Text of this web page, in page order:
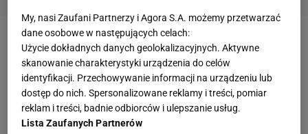
Ślak chciał, aby sto procent dochodów ze sprzedaży
biletów zasilało kasę klubu. Ponadto oczekiwał, że
Śląsk otrzyma całkowitą sumępieniędzyod
sponsora tytularnego stadionu, którym ma być firma
płacąca przez trzy lata 15 milionów złotych.
My, nasi Zaufani Partnerzy i Agora S.A. możemy przetwarzać
dane osobowe w następujących celach:
Użycie dokładnych danych geolokalizacyjnych. Aktywne
skanowanie charakterystyki urządzenia do celów
identyfikacji. Przechowywanie informacji na urządzeniu lub
dostęp do nich. Spersonalizowane reklamy i treści, pomiar
reklam i treści, badnie odbiorców i ulepszanie usług.
Lista Zaufanych Partnerów